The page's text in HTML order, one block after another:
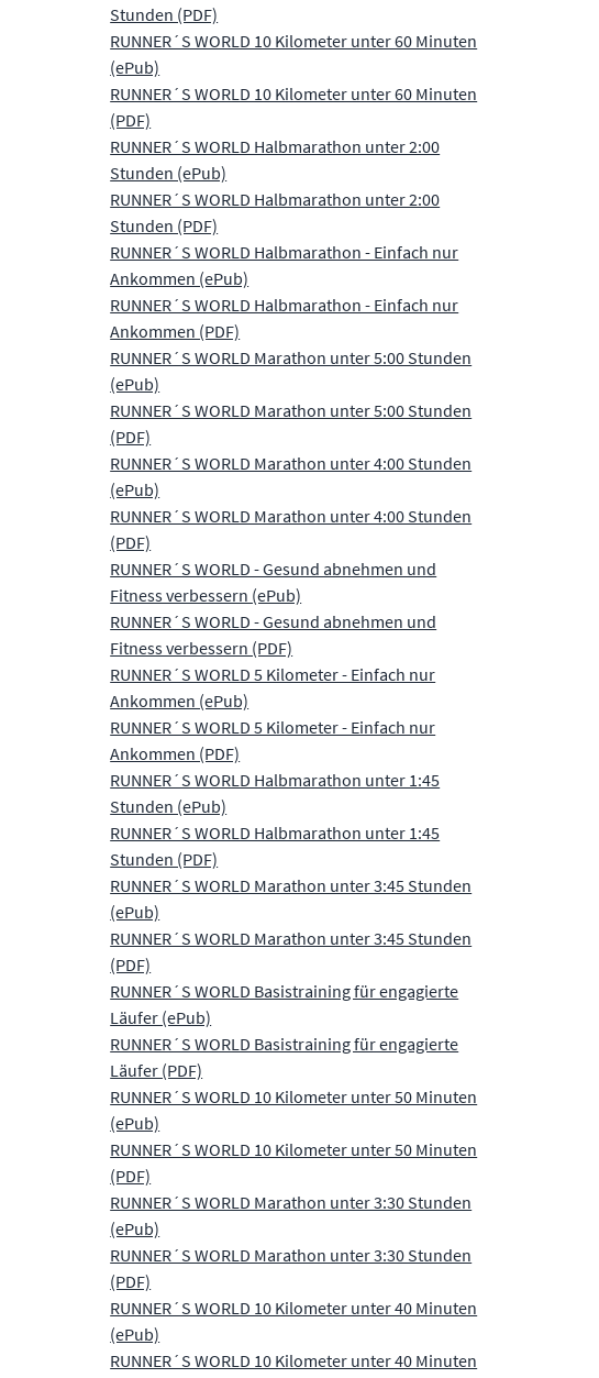
Stunden (PDF)
RUNNER´S WORLD 10 Kilometer unter 60 Minuten
(ePub)
RUNNER´S WORLD 10 Kilometer unter 60 Minuten
(PDF)
RUNNER´S WORLD Halbmarathon unter 2:00
Stunden (ePub)
RUNNER´S WORLD Halbmarathon unter 2:00
Stunden (PDF)
RUNNER´S WORLD Halbmarathon - Einfach nur
Ankommen (ePub)
RUNNER´S WORLD Halbmarathon - Einfach nur
Ankommen (PDF)
RUNNER´S WORLD Marathon unter 5:00 Stunden
(ePub)
RUNNER´S WORLD Marathon unter 5:00 Stunden
(PDF)
RUNNER´S WORLD Marathon unter 4:00 Stunden
(ePub)
RUNNER´S WORLD Marathon unter 4:00 Stunden
(PDF)
RUNNER´S WORLD - Gesund abnehmen und
Fitness verbessern (ePub)
RUNNER´S WORLD - Gesund abnehmen und
Fitness verbessern (PDF)
RUNNER´S WORLD 5 Kilometer - Einfach nur
Ankommen (ePub)
RUNNER´S WORLD 5 Kilometer - Einfach nur
Ankommen (PDF)
RUNNER´S WORLD Halbmarathon unter 1:45
Stunden (ePub)
RUNNER´S WORLD Halbmarathon unter 1:45
Stunden (PDF)
RUNNER´S WORLD Marathon unter 3:45 Stunden
(ePub)
RUNNER´S WORLD Marathon unter 3:45 Stunden
(PDF)
RUNNER´S WORLD Basistraining für engagierte
Läufer (ePub)
RUNNER´S WORLD Basistraining für engagierte
Läufer (PDF)
RUNNER´S WORLD 10 Kilometer unter 50 Minuten
(ePub)
RUNNER´S WORLD 10 Kilometer unter 50 Minuten
(PDF)
RUNNER´S WORLD Marathon unter 3:30 Stunden
(ePub)
RUNNER´S WORLD Marathon unter 3:30 Stunden
(PDF)
RUNNER´S WORLD 10 Kilometer unter 40 Minuten
(ePub)
RUNNER´S WORLD 10 Kilometer unter 40 Minuten